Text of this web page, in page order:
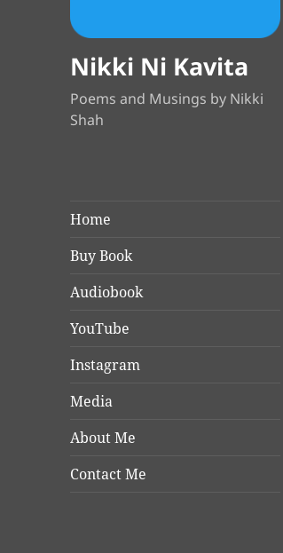
Nikki Ni Kavita
Poems and Musings by Nikki
Shah
Home
Buy Book
Audiobook
YouTube
Instagram
Media
About Me
Contact Me